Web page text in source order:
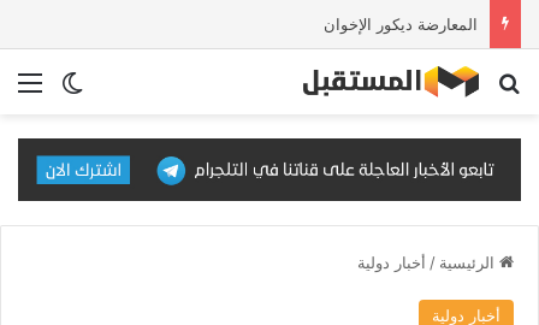
المعارضة ديكور الإخوان
الوضع بحث عن
الرئيسية / أخبار دولية
أخبار دولية